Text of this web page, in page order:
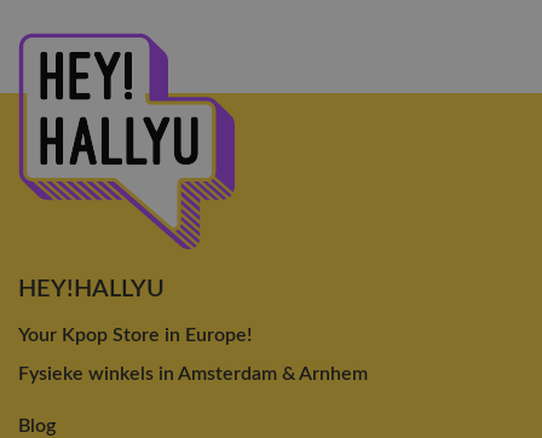
HEY!HALLYU
Your Kpop Store in Europe!
Fysieke winkels in Amsterdam & Arnhem
Blog